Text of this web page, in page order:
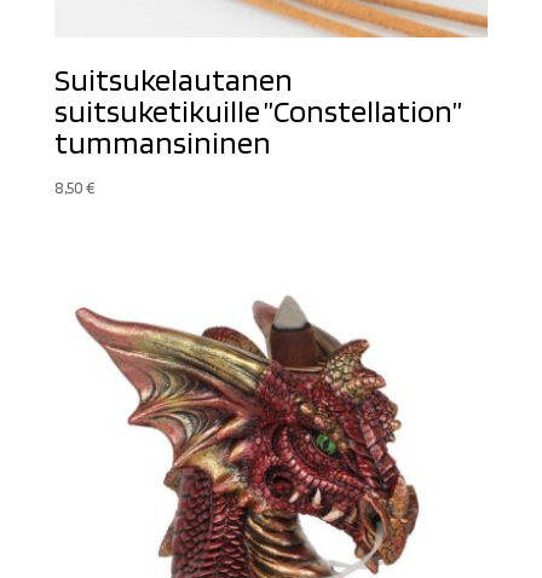
Suitsukelautanen
suitsuketikuille ”Constellation”
tummansininen
8,50€